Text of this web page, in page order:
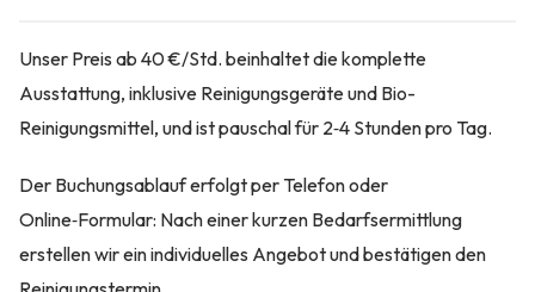
Unser Preis ab 40 €/Std. beinhaltet die komplette
Ausstattung, inklusive Reinigungsgeräte und Bio-
Reinigungsmittel, und ist pauschal für 2‑4 Stunden pro Tag.
Der Buchungsablauf erfolgt per Telefon oder
Online‑Formular: Nach einer kurzen Bedarfsermittlung
erstellen wir ein individuelles Angebot und bestätigen den